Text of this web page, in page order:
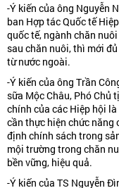
-Ý kiến của ông Nguyễn
ban Hợp tác Quốc tế
quốc tế, ngành chăn
sau chăn nuôi, thì mới
từ nước ngoài.
-Ý kiến của ông Trần
sữa Mộc Châu, Phó Chủ
chính của các Hiệp hội
cần thực hiện chức năng
định chính sách trong
mội trường trong chăn
bền vững, hiệu quả.
-Ý kiến của TS Nguyễn